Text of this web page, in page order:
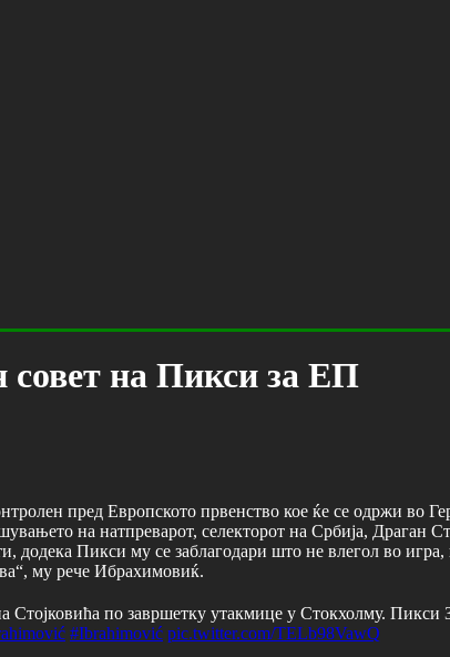
на Пикси за ЕП
пред Европското првенство кое ќе се одржи во
на натпреварот, селекторот на Србија, Драган
Пикси му се заблагодари што не влегол во
му рече Ибрахимовиќ.
по завршетку утакмице у Стокхолму. Пикси
#Ibrahimović pic.twitter.com/TELb98VawQ